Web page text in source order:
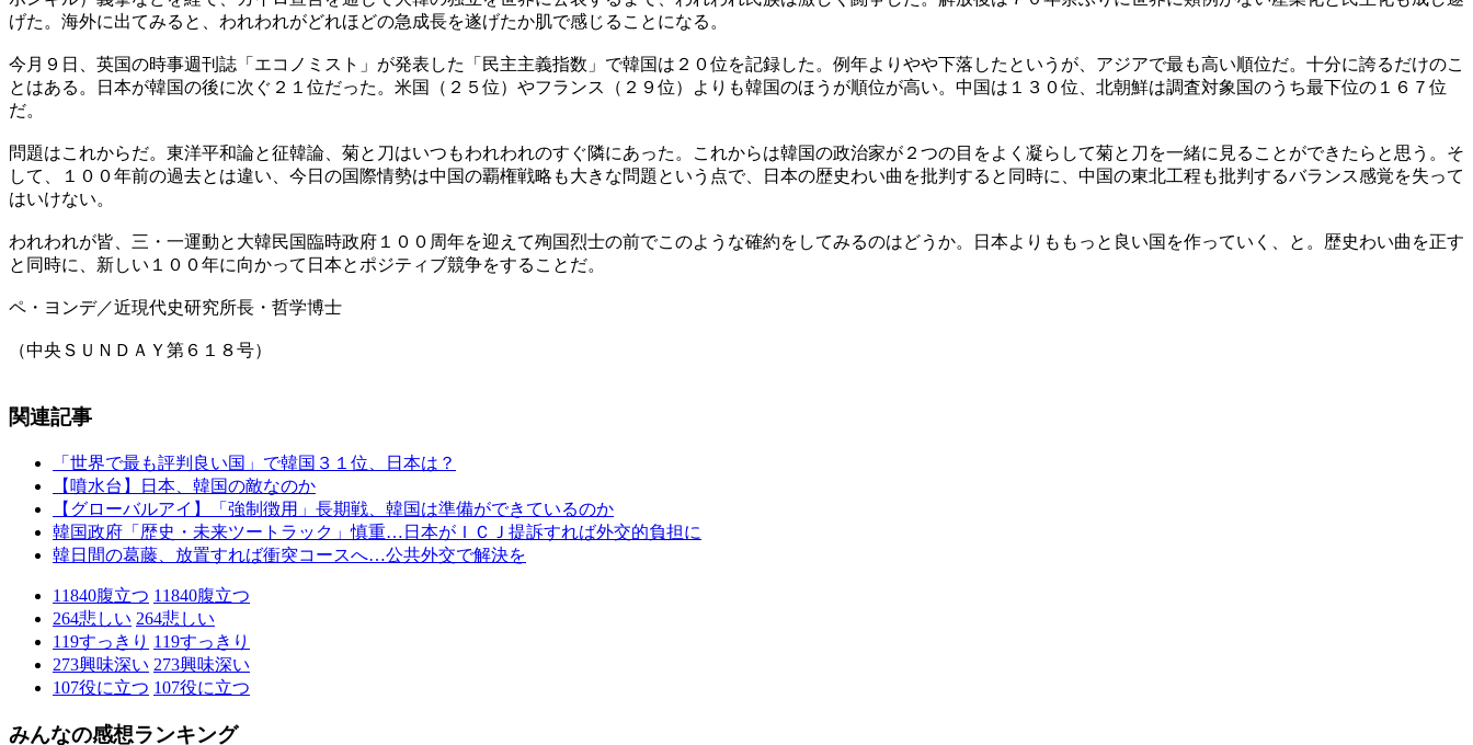
げた。海外に出てみると、われわれがどれほどの急成長を遂げたか肌で感じることになる。
今月９日、英国の時事週刊誌「エコノミスト」が発表した「民主主義指数」で韓国は２０位を記録した。例年よりやや下落したというが、アジアで最も高い順位だ。十分に誇るだけのこ
とはある。日本が韓国の後に次ぐ２１位だった。米国（２５位）やフランス（２９位）よりも韓国のほうが順位が高い。中国は１３０位、北朝鮮は調査対象国のうち最下位の１６７位
だ。
問題はこれからだ。東洋平和論と征韓論、菊と刀はいつもわれわれのすぐ隣にあった。これからは韓国の政治家が２つの目をよく凝らして菊と刀を一緒に見ることができたらと思う。そ
して、１００年前の過去とは違い、今日の国際情勢は中国の覇権戦略も大きな問題という点で、日本の歴史わい曲を批判すると同時に、中国の東北工程も批判するバランス感覚を失って
はいけない。
われわれが皆、三・一運動と大韓民国臨時政府１００周年を迎えて殉国烈士の前でこのような確約をしてみるのはどうか。日本よりももっと良い国を作っていく、と。歴史わい曲を正す
と同時に、新しい１００年に向かって日本とポジティブ競争をすることだ。
ペ・ヨンデ／近現代史研究所長・哲学博士
（中央ＳＵＮＤＡＹ第６１８号）
関連記事
「世界で最も評判良い国」で韓国３１位、日本は？
【噴水台】日本、韓国の敵なのか
【グローバルアイ】「強制徴用」長期戦、韓国は準備ができているのか
韓国政府「歴史・未来ツートラック」慎重…日本がＩＣＪ提訴すれば外交的負担に
韓日間の葛藤、放置すれば衝突コースへ…公共外交で解決を
11840腹立つ 11840腹立つ
264悲しい 264悲しい
119すっきり 119すっきり
273興味深い 273興味深い
107役に立つ 107役に立つ
みんなの感想ランキング